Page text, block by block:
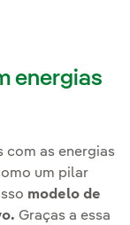
energias
com as energias
um pilar
modelo de
Graças a essa